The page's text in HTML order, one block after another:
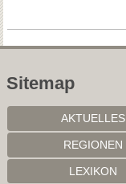
Sitemap
AKTUELLES
REGIONEN
LEXIKON